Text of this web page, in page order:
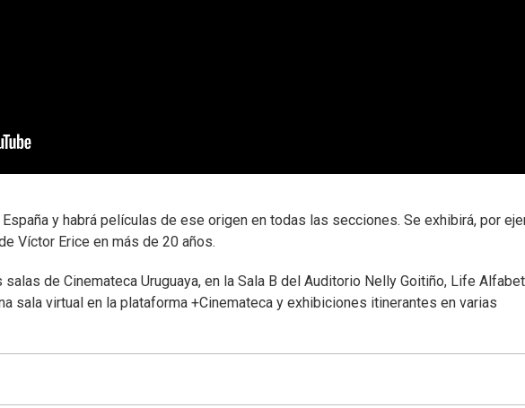
y habrá películas de ese origen en todas las secciones. Se exhibirá, por
Víctor Erice en más de 20 años.
de Cinemateca Uruguaya, en la Sala B del Auditorio Nelly Goitiño, Life
sala virtual en la plataforma +Cinemateca y exhibiciones itinerantes en varias